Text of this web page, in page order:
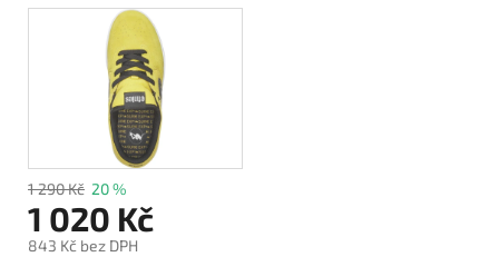
1 290 Kč 20 %
1 020 Kč
843 Kč bez DPH